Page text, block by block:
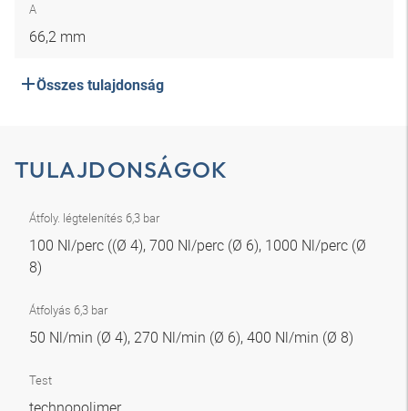
A
66,2 mm
Összes tulajdonság
TULAJDONSÁGOK
Átfoly. légtelenítés 6,3 bar
100 Nl/perc ((Ø 4), 700 Nl/perc (Ø 6), 1000 Nl/perc (Ø
8)
Átfolyás 6,3 bar
50 Nl/min (Ø 4), 270 Nl/min (Ø 6), 400 Nl/min (Ø 8)
Test